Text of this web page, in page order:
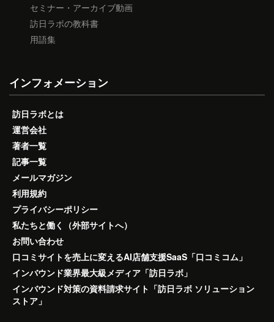
セミナー・アーカイブ動画
訪日ラボの教科書
用語集
インフォメーション
訪日ラボとは
運営会社
著者一覧
記事一覧
メールマガジン
利用規約
プライバシーポリシー
私たちと働く（外部サイトへ）
お問い合わせ
口コミサイトを売上に変えるAI店舗支援SaaS「口コミコム」
インバウンド業界最大級メディア「訪日ラボ」
インバウンド対策の資料請求サイト「訪日ラボ ソリューション
ストア」